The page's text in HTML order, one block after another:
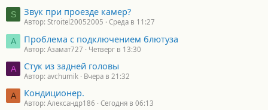
S Звук при проезде камер?
Автор: Stroitel20052005 Среда в 11:27
А Проблема с подключением блютуза
Автор: Азамат727 Четверг в 13:30
A Стук из задней головы
Автор: avchumik Вчера в 21:32
А Кондиционер.
Автор: Александр186 Сегодня в 06:13